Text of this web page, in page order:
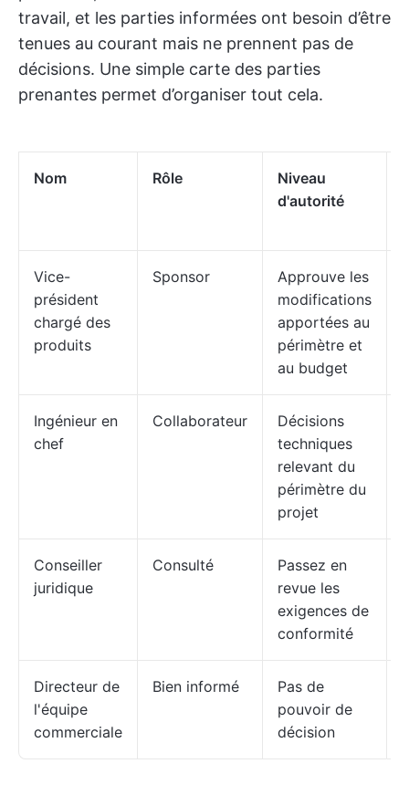
travail, et les parties informées ont besoin d’être
tenues au courant mais ne prennent pas de
décisions. Une simple carte des parties
prenantes permet d’organiser tout cela.
Nom Rôle
Niveau
d'autorité
Vice-
président
chargé des
produits
Sponsor
Approuve les
modifications
apportées au
périmètre et
au budget
Ingénieur en
chef
Collaborateur
Décisions
techniques
relevant du
périmètre du
projet
Conseiller
juridique
Consulté
Passez en
revue les
exigences de
conformité
Directeur de
l'équipe
commerciale
Bien informé
Pas de
pouvoir de
décision